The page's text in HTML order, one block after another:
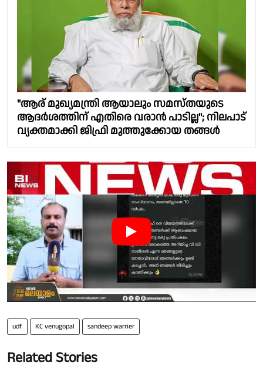
"ആര് മുഖ്യമന്ത്രി ആയാലും സമസ്തയുടെ
ആദർശത്തിന് എതിരെ വരാൻ പാടില്ല"; നിലപാട്
വ്യക്തമാക്കി ജിഫ്രി മുത്തുക്കോയ തങ്ങൾ
udf KC venugopal sandeep warrier
Related Stories